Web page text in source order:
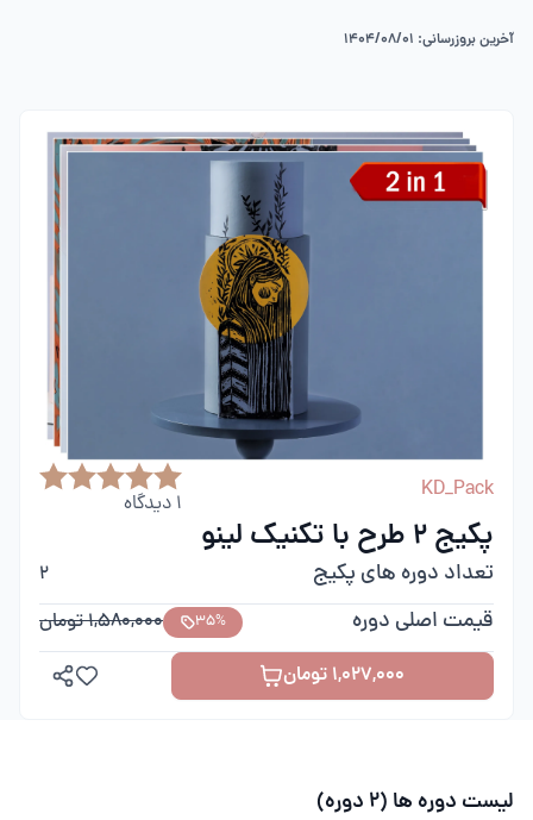
آخرین بروزرسانی: 1404/08/01
KD_Pack
1 دیدگاه
پکیج 2 طرح با تکنیک لینو
تعداد دوره های پکیج 2
قیمت اصلی دوره 35%
1,580,000 تومان
1,027,000 تومان
لیست دوره ها (2 دوره)